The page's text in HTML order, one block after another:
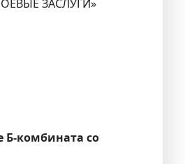
ЗАСЛУГИ»
Б-комбината со